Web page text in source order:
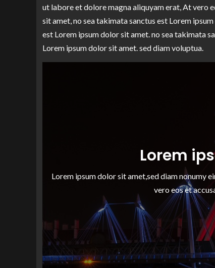
ut labore et dolore magna aliquyam erat, At vero
sit amet, no sea takimata sanctus est Lorem
est Lorem ipsum dolor sit amet. no sea takimata
Lorem ipsum dolor sit amet. sed diam voluptua.
Lorem
Lorem ipsum dolor sit amet,sed diam nonumy
vero eos et